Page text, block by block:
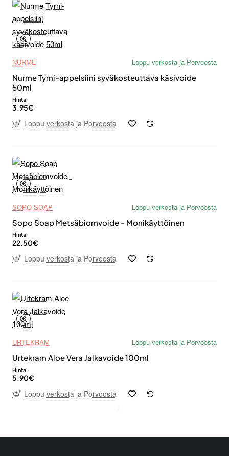
NURME
Loppu verkosta ja Porvoosta
Nurme Tyrni-appelsiini syväkosteuttava käsivoide
50ml
Hinta
3.95€
Loppu verkosta ja Porvoosta
SOPO SOAP
Loppu verkosta ja Porvoosta
Sopo Soap Metsäbiomvoide - Monikäyttöinen
Hinta
22.50€
Loppu verkosta ja Porvoosta
URTEKRAM
Loppu verkosta ja Porvoosta
Urtekram Aloe Vera Jalkavoide 100ml
Hinta
5.90€
Loppu verkosta ja Porvoosta